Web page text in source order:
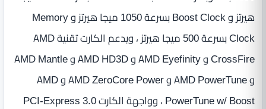
هيرتز و Boost Clock بسرعة 1050 ميجا هيرتز و Memory
Clock بسرعة 500 ميجا هيرتز ، ويدعم الكارت تقنية AMD
CrossFire و AMD Eyefinity و AMD HD3D و AMD Mantle
و AMD PowerTune و AMD ZeroCore Power و AMD
PowerTune w/ Boost ، وواجهة الكارت PCI-Express 3.0